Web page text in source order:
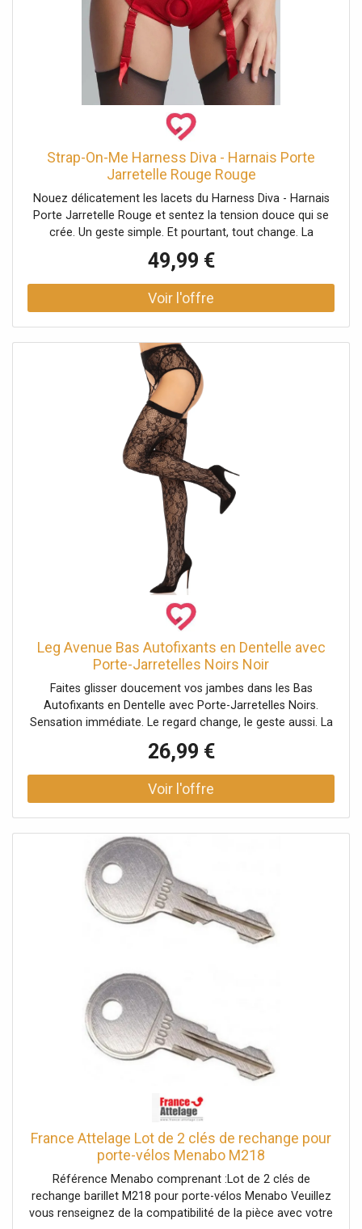
Strap-On-Me Harness Diva - Harnais Porte
Jarretelle Rouge Rouge
Nouez délicatement les lacets du Harness Diva - Harnais
Porte Jarretelle Rouge et sentez la tension douce qui se
crée. Un geste simple. Et pourtant, tout change. La
silhouette se redessine, les hanches se soulignent, la peau
frôle la dentelle. Ce harnais signé Strap-On-Me attire le
regard autant
49,99 €
Leg Avenue Bas Autofixants en Dentelle avec
Porte-Jarretelles Noirs Noir
Faites glisser doucement vos jambes dans les Bas
Autofixants en Dentelle avec Porte-Jarretelles Noirs.
Sensation immédiate. Le regard change, le geste aussi. La
et souligne chaque mouvement.Élégance et sensualité 🌹
Ces bas signés
26,99 €
France Attelage Lot de 2 clés de rechange pour
porte-vélos Menabo M218
Référence Menabo comprenant :Lot de 2 clés de
rechange barillet M218 pour porte-vélos Menabo Veuillez
vous renseignez de la compatibilité de la pièce avec votre